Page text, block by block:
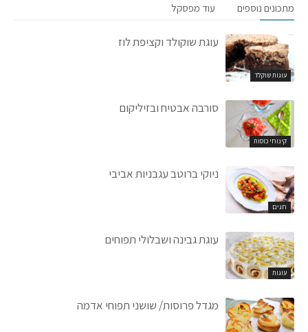
מתכונים נוספים עוד מפסקל
עוגות שוקלד
עוגת שוקולד וקציפת לוז
קינוחי כוסות
סורבה אבטיח ובזיליקום
חגים
ניוקי ברוטב עגבניות אביבי
עוגות
עוגת גבינה ושבלולי תפוחים
מגדל פרוסות/ שושני תפוחי אדמה